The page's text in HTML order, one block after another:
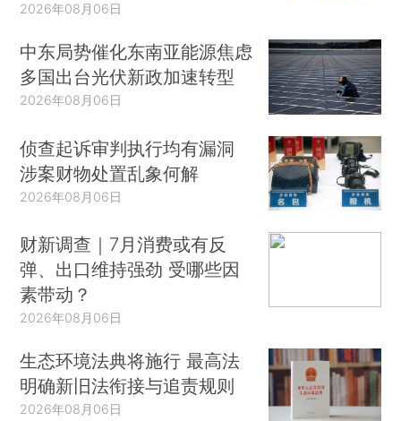
2026年08月06日
中东局势催化东南亚能源焦虑
多国出台光伏新政加速转型
2026年08月06日
侦查起诉审判执行均有漏洞
涉案财物处置乱象何解
2026年08月06日
财新调查｜7月消费或有反
弹、出口维持强劲 受哪些因
素带动？
2026年08月06日
生态环境法典将施行 最高法
明确新旧法衔接与追责规则
2026年08月06日